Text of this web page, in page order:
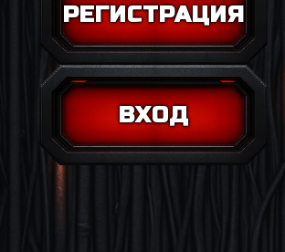
РЕГИСТРАЦИЯ
ВХОД